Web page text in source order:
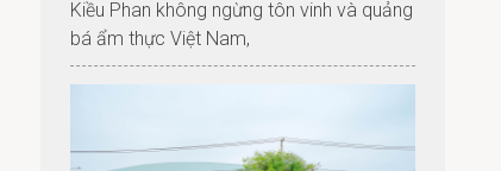
Kiều Phan không ngừng tôn vinh và quảng
bá ẩm thực Việt Nam,